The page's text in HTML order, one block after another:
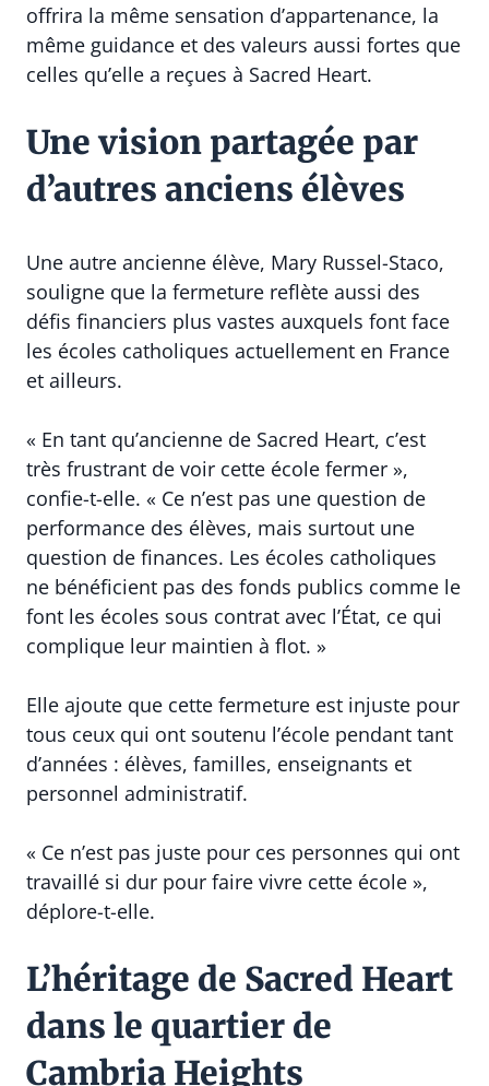
offrira la même sensation d’appartenance, la
même guidance et des valeurs aussi fortes que
celles qu’elle a reçues à Sacred Heart.
Une vision partagée par
d’autres anciens élèves
Une autre ancienne élève, Mary Russel-Staco,
souligne que la fermeture reflète aussi des
défis financiers plus vastes auxquels font face
les écoles catholiques actuellement en France
et ailleurs.
« En tant qu’ancienne de Sacred Heart, c’est
très frustrant de voir cette école fermer »,
confie-t-elle. « Ce n’est pas une question de
performance des élèves, mais surtout une
question de finances. Les écoles catholiques
ne bénéficient pas des fonds publics comme le
font les écoles sous contrat avec l’État, ce qui
complique leur maintien à flot. »
Elle ajoute que cette fermeture est injuste pour
tous ceux qui ont soutenu l’école pendant tant
d’années : élèves, familles, enseignants et
personnel administratif.
« Ce n’est pas juste pour ces personnes qui ont
travaillé si dur pour faire vivre cette école »,
déplore-t-elle.
L’héritage de Sacred Heart
dans le quartier de
Cambria Heights